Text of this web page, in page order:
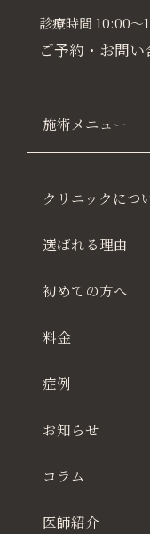
診療時間 10:00〜
ご予約・お問い
クリニックにつ
選ばれる理由
初めての方へ
料金
症例
お知らせ
コラム
医師紹介
施術メニュー
ウルセラプ
ウルセラ（
ソフウェーブ
サーマクー
サーマクー
ウルトラセ
ポテンツァ